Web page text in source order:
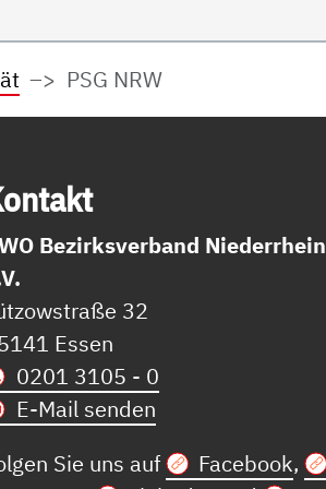
PSG NRW
Bezirksverband Niederrhein
32
Essen
0201 3105 - 0
E-Mail senden
Sie uns auf
Facebook,